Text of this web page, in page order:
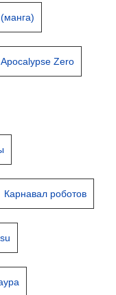
Apocalypse Zero
Карнавал роботов